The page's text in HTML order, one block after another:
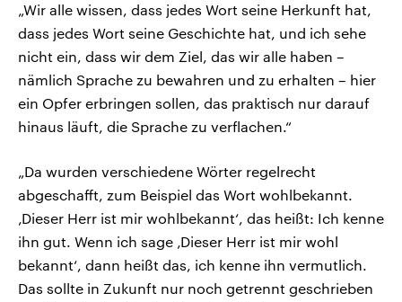
„Wir alle wissen, dass jedes Wort seine Herkunft hat,
dass jedes Wort seine Geschichte hat, und ich sehe
nicht ein, dass wir dem Ziel, das wir alle haben –
nämlich Sprache zu bewahren und zu erhalten – hier
ein Opfer erbringen sollen, das praktisch nur darauf
hinaus läuft, die Sprache zu verflachen.“
„Da wurden verschiedene Wörter regelrecht
abgeschafft, zum Beispiel das Wort wohlbekannt.
‚Dieser Herr ist mir wohlbekannt‘, das heißt: Ich kenne
ihn gut. Wenn ich sage ‚Dieser Herr ist mir wohl
bekannt‘, dann heißt das, ich kenne ihn vermutlich.
Das sollte in Zukunft nur noch getrennt geschrieben